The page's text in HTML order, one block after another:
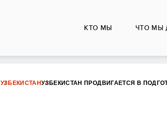
КТО МЫ ЧТО МЫ
УЗБЕКИСТАНУЗБЕКИСТАН ПРОДВИГАЕТСЯ В